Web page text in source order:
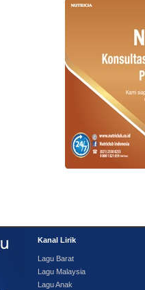
Kanal Lirik
Lagu Barat
Lagu Malaysia
Lagu Anak